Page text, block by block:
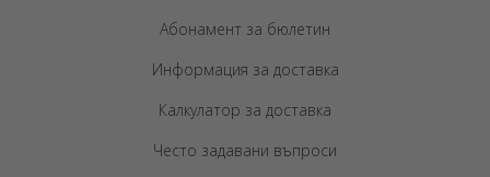
Абонамент за бюлетин
Информация за доставка
Калкулатор за доставка
Често задавани въпроси